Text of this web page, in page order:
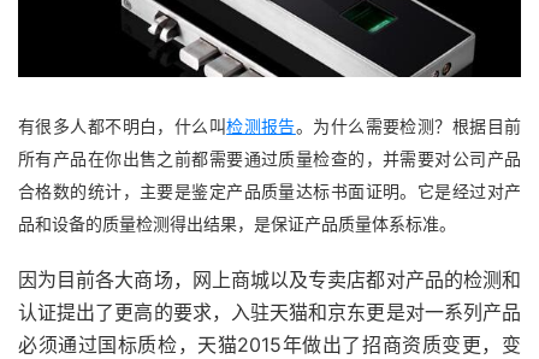
有很多人都不明白，什么叫检测报告。为什么需要检测？根据目前
所有产品在你出售之前都需要通过质量检查的，并需要对公司产品
合格数的统计，主要是鉴定产品质量达标书面证明。它是经过对产
品和设备的质量检测得出结果，是保证产品质量体系标准。
因为目前各大商场，网上商城以及专卖店都对产品的检测和
认证提出了更高的要求，入驻天猫和京东更是对一系列产品
必须通过国标质检，天猫2015年做出了招商资质变更，变